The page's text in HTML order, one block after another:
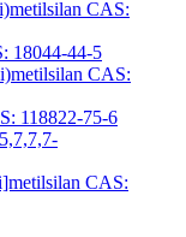
CAS:
18044-44-5
CAS:
118822-75-6
CAS: